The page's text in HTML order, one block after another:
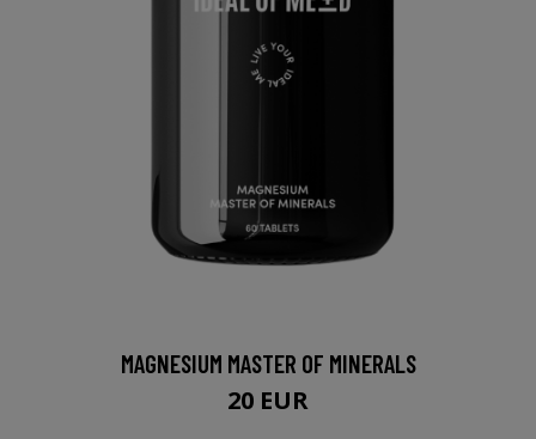
MAGNESIUM MASTER OF MINERALS
20 EUR